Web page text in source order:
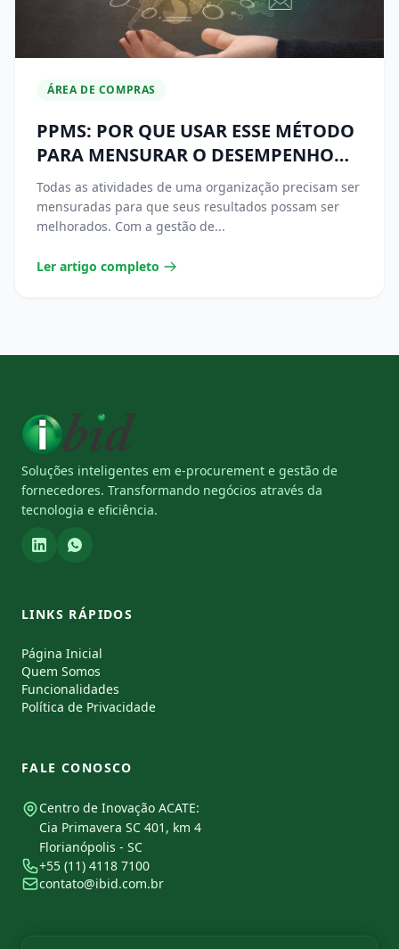
ÁREA DE COMPRAS
PPMS: POR QUE USAR ESSE MÉTODO
PARA MENSURAR O DESEMPENHO
DA ÁREA DE COMPRAS
Todas as atividades de uma organização precisam ser
mensuradas para que seus resultados possam ser
melhorados. Com a gestão de...
Ler artigo completo
Soluções inteligentes em e-procurement e gestão de
fornecedores. Transformando negócios através da
tecnologia e eficiência.
LINKS RÁPIDOS
Página Inicial
Quem Somos
Funcionalidades
Política de Privacidade
FALE CONOSCO
Centro de Inovação ACATE:
Cia Primavera SC 401, km 4
Florianópolis - SC
+55 (11) 4118 7100
contato@ibid.com.br